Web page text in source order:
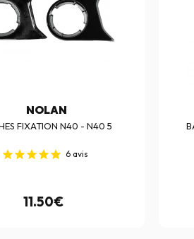
NOLAN
FIXATION N40 - N40 5
6avis
11.50€